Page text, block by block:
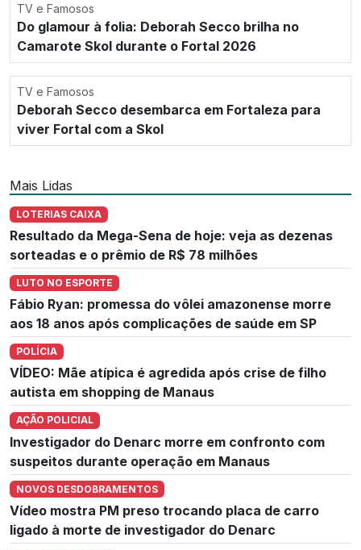
TV e Famosos
Do glamour à folia: Deborah Secco brilha no
Camarote Skol durante o Fortal 2026
TV e Famosos
Deborah Secco desembarca em Fortaleza para
viver Fortal com a Skol
Mais Lidas
LOTERIAS CAIXA
Resultado da Mega-Sena de hoje: veja as dezenas
sorteadas e o prêmio de R$ 78 milhões
LUTO NO ESPORTE
Fábio Ryan: promessa do vôlei amazonense morre
aos 18 anos após complicações de saúde em SP
POLÍCIA
VÍDEO: Mãe atípica é agredida após crise de filho
autista em shopping de Manaus
AÇÃO POLICIAL
Investigador do Denarc morre em confronto com
suspeitos durante operação em Manaus
NOVOS DESDOBRAMENTOS
Vídeo mostra PM preso trocando placa de carro
ligado à morte de investigador do Denarc